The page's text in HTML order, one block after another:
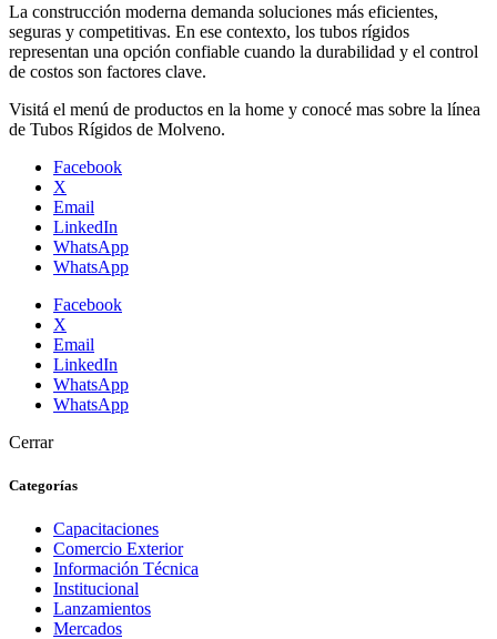
La construcción moderna demanda soluciones más eficientes,
seguras y competitivas. En ese contexto, los tubos rígidos
representan una opción confiable cuando la durabilidad y el control
de costos son factores clave.
Visitá el menú de productos en la home y conocé mas sobre la línea
de Tubos Rígidos de Molveno.
Facebook
X
Email
LinkedIn
WhatsApp
WhatsApp
Facebook
X
Email
LinkedIn
WhatsApp
WhatsApp
Cerrar
Categorías
Capacitaciones
Comercio Exterior
Información Técnica
Institucional
Lanzamientos
Mercados